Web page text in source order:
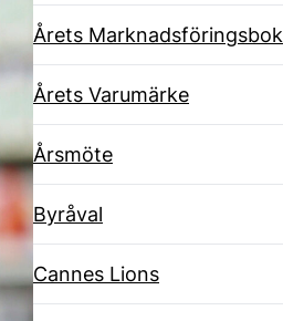
Årets Marknadsföringsbok
Årets Varumärke
Årsmöte
Byråval
Cannes Lions